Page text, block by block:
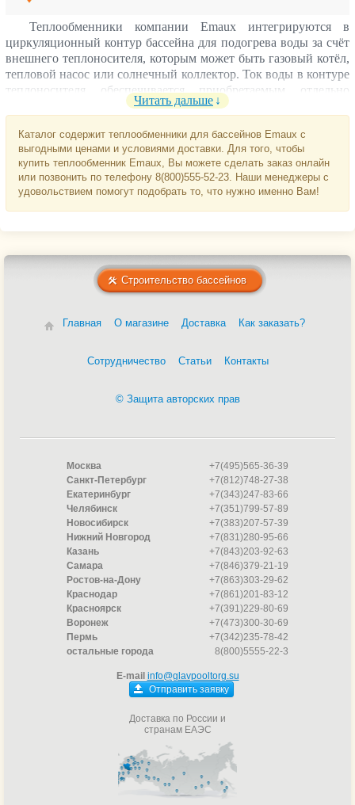
Теплообменники компании Emaux интегрируются в
циркуляционный контур бассейна для подогрева воды за счёт
внешнего теплоносителя, которым может быть газовый котёл,
тепловой насос или солнечный коллектор. Ток воды в контуре
теплоносителя обеспечивается приобретаемым отдельно
циркуляционным насосом.
коррозии стали марки AISI 316 и, в зависимости от модели,
могут обогреть воду в открытом бассейне объёмом до 120
кубических метров.
Читать дальше
Каталог содержит теплообменники для бассейнов Emaux с
выгодными ценами и условиями доставки. Для того, чтобы
купить теплообменник Emaux, Вы можете сделать заказ онлайн
или позвонить по телефону 8(800)555-52-23. Наши менеджеры с
удовольствием помогут подобрать то, что нужно именно Вам!
Строительство бассейнов
Главная О магазине Доставка Как заказать?
Сотрудничество Статьи Контакты
© Защита авторских прав
Москва
+7(495)565-36-39
Санкт-Петербург
+7(812)748-27-38
Екатеринбург
+7(343)247-83-66
Челябинск
+7(351)799-57-89
Новосибирск
+7(383)207-57-39
Нижний Новгород
+7(831)280-95-66
Казань
+7(843)203-92-63
Самара
+7(846)379-21-19
Ростов-на-Дону
+7(863)303-29-62
Краснодар
+7(861)201-83-12
Красноярск
+7(391)229-80-69
Воронеж
+7(473)300-30-69
Пермь
+7(342)235-78-42
остальные города
8(800)5555-22-3
E-mail info@glavpooltorg.su
Отправить заявку
Доставка по России и
странам ЕАЭС